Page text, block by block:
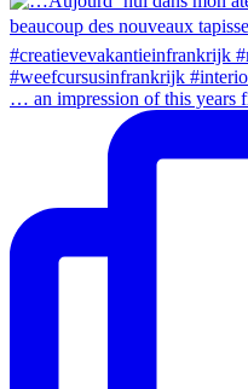
… an impression of this years